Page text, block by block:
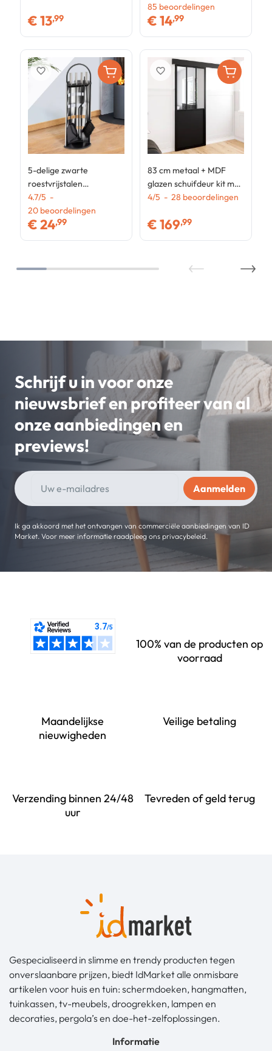
€13,99
5-delige zwarte
roestvrijstalen
schoorsteenset met
schep, bezem, pook,
tang en standaard
4.7/5 -
20 beoordelingen
€24,99
favorite_border
85 beoordelingen
€14,99
83 cm metaal + MDF
glazen schuifdeur kit met
rail en bevestigingen
4/5 - 28 beoordelingen
€169,99
favorite_border
Schrijf u in voor onze
nieuwsbrief en profiteer van al
onze aanbiedingen en
previews!
Ik ga akkoord met het ontvangen van commerciële aanbiedingen van ID
Market. Voor meer informatie raadpleeg ons privacybeleid.
100% van de producten op
voorraad
Maandelijkse
nieuwigheden
Veilige betaling
Verzending binnen 24/48
uur
Tevreden of geld terug
Gespecialiseerd in slimme en trendy producten tegen
onverslaanbare prijzen, biedt IdMarket alle onmisbare
artikelen voor huis en tuin: schermdoeken, hangmatten,
tuinkassen, tv-meubels, droogrekken, lampen en
decoraties, pergola’s en doe-het-zelfoplossingen.
Informatie